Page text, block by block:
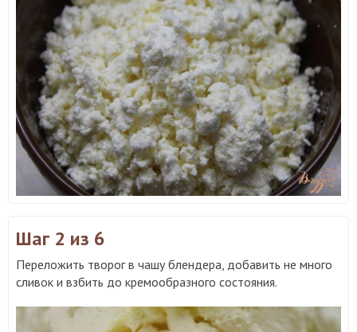
Шаг 2 из 6
Переложить творог в чашу блендера, добавить не много
сливок и взбить до кремообразного состояния.